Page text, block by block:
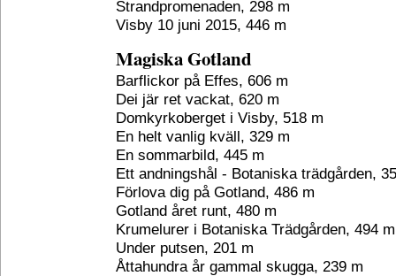
Strandpromenaden, 298 m
Visby 10 juni 2015, 446 m
Magiska Gotland
Barflickor på Effes, 606 m
Dei jär ret vackat, 620 m
Domkyrkoberget i Visby, 518 m
En helt vanlig kväll, 329 m
En sommarbild, 445 m
Ett andningshål - Botaniska trädgården,
Förlova dig på Gotland, 486 m
Gotland året runt, 480 m
Krumelurer i Botaniska Trädgården, 494 m
Under putsen, 201 m
Åttahundra år gammal skugga, 239 m